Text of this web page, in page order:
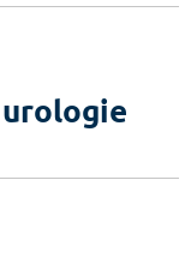
urologie